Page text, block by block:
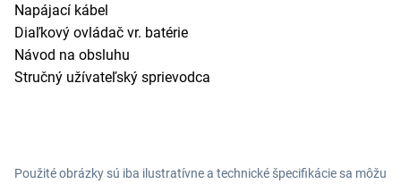
Napájací kábel
Diaľkový ovládač vr. batérie
Návod na obsluhu
Stručný užívateľský sprievodca
Použité obrázky sú iba ilustratívne a technické špecifikácie sa môžu